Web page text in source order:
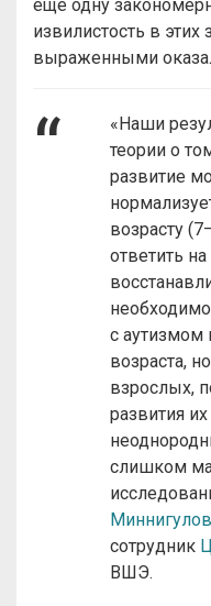
еще одну
извилистость в этих
выраженными
«Наши
теории о
развитие
возрасту
ответить
с аутизмом
возраста,
взрослых,
развития
слишком
сотрудник
ВШЭ.